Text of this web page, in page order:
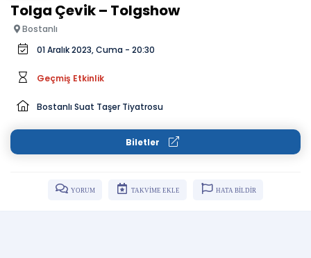
Tolga Çevik – Tolgshow
Bostanlı
01 Aralık 2023, Cuma - 20:30
Geçmiş Etkinlik
Bostanlı Suat Taşer Tiyatrosu
Biletler
YORUM TAKVİME EKLE HATA BİLDİR